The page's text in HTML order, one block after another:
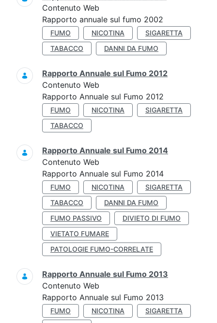
Contenuto Web
Rapporto annuale sul fumo 2002
FUMO NICOTINA
SIGARETTA
TABACCO
DANNI DA FUMO
Rapporto Annuale sul Fumo 2012
Contenuto Web
Rapporto Annuale sul Fumo 2012
FUMO NICOTINA
SIGARETTA
TABACCO
Rapporto Annuale sul Fumo 2014
Contenuto Web
Rapporto Annuale sul Fumo 2014
FUMO NICOTINA
SIGARETTA
TABACCO
DANNI DA FUMO
FUMO PASSIVO
DIVIETO DI FUMO
VIETATO FUMARE
PATOLOGIE FUMO-CORRELATE
Rapporto Annuale sul Fumo 2013
Contenuto Web
Rapporto Annuale sul Fumo 2013
FUMO NICOTINA
SIGARETTA